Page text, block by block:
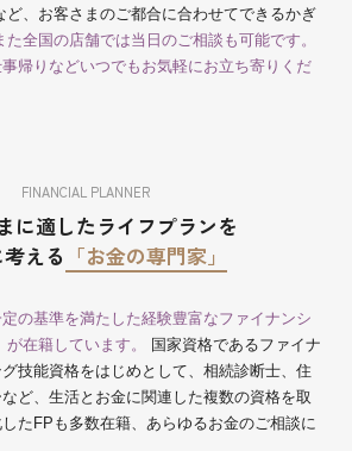
ど、お客さまのご都合に合わせてできるかぎ
た全国の店舗では当日のご相談も可能です。
帰りなどいつでもお気軽にお立ち寄りくだ
FINANCIAL PLANNER
に適したライフプランを
える 「お金の専門家」
の基準を満たした経験豊富なファイナンシ
が在籍しています。
国家資格であるファイナ
技能資格をはじめとして、相続診断士、住
ど、生活とお金に関連した複数の資格を取
たFPも多数在籍、あらゆるお金のご相談に